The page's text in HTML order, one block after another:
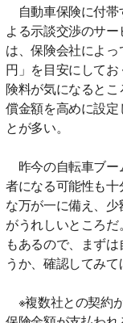
自動車保険に付帯
よる示談交渉のサ
は、保険会社によ
円」を目安にして
険料が気になると
償金額を高めに設
とが多い。
昨今の自転車ブー
者になる可能性も
な万が一に備え、
がうれしいところ
もあるので、まず
うか、確認してみて
※複数社との契約